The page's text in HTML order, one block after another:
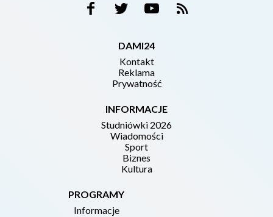
DAMI24
Kontakt
Reklama
Prywatność
INFORMACJE
Studniówki 2026
Wiadomości
Sport
Biznes
Kultura
PROGRAMY
Informacje